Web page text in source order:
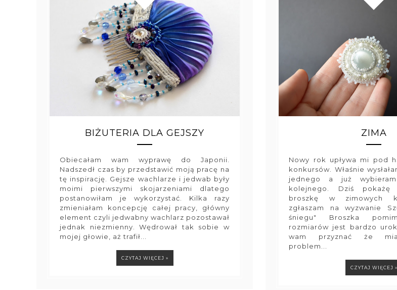
BIŻUTERIA DLA GEJSZY
Obiecałam wam wyprawę do Japonii.
Nadszedł czas by przedstawić moją pracę na
tę inspirację. Gejsze wachlarze i jedwab były
moimi pierwszymi skojarzeniami dlatego
postanowiłam je wykorzystać. Kilka razy
zmieniałam koncepcję całej pracy, główny
element czyli jedwabny wachlarz pozostawał
jednak niezmienny. Wędrował tak sobie w
mojej głowie, aż trafił...
CZYTAJ WIĘCEJ »
ZIMA
Nowy rok upływa mi pod
konkursów. Właśnie
jednego a już
kolejnego. Dziś pokażę
broszkę w zimowych
zgłaszam na wyzwanie
śniegu" Broszka
rozmiarów jest bardzo
wam przyznać że
problem...
CZYTAJ WIĘCEJ »